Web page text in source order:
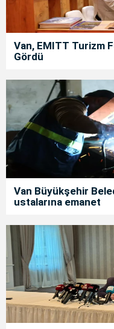
Van, EMITT Turizm
Gördü
Van Büyükşehir
ustalarına emanet